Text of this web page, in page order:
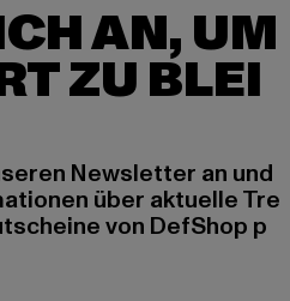
AN, UM
ZU BLEI
Newsletter an und
über aktuelle Tre
von DefShop p